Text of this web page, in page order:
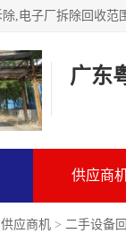
广东
供应商
供应商机 > 二手设备